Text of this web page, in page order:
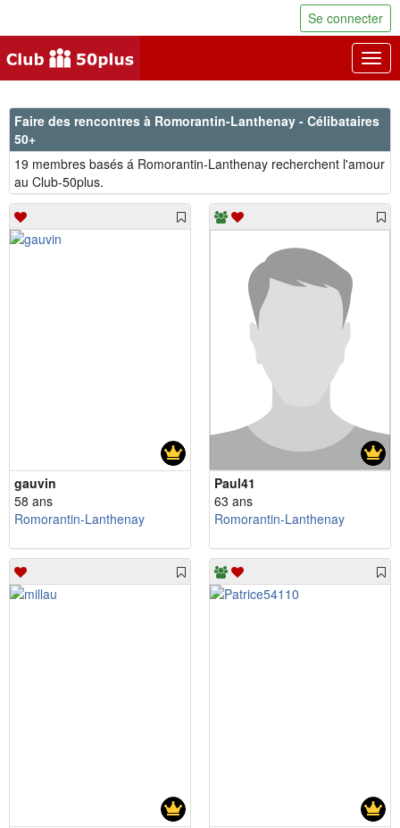
Se connecter
Faire des rencontres à Romorantin-Lanthenay - Célibataires
50+
19 membres basés á Romorantin-Lanthenay recherchent l'amour
au Club-50plus.
gauvin
58 ans
Romorantin-Lanthenay
Paul41
63 ans
Romorantin-Lanthenay